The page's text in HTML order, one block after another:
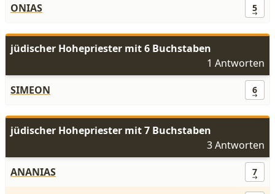
ONIAS 5
jüdischer Hohepriester mit 6 Buchstaben
1 Antworten
SIMEON
6
jüdischer Hohepriester mit 7 Buchstaben
3 Antworten
ANANIAS
7